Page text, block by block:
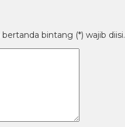
bintang (*) wajib diisi.